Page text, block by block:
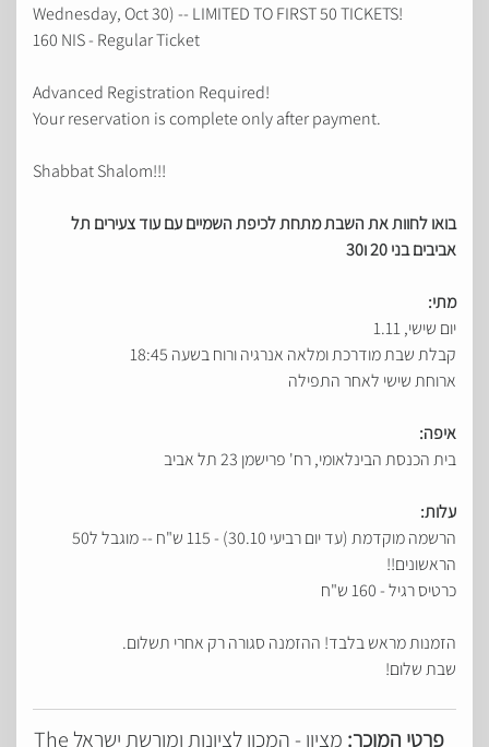
Wednesday, Oct 30) -- LIMITED TO FIRST 50 TICKETS!
160 NIS - Regular Ticket
Advanced Registration Required!
Your reservation is complete only after payment.
Shabbat Shalom!!!
בואו לחוות את השבת מתחת לכיפת השמיים עם עוד צעירים תל
אביבים בני 20 ו30
מתי:
יום שישי, 1.11
קבלת שבת מודרכת ומלאה אנרגיה ורוח בשעה 18:45
ארוחת שישי לאחר התפילה
איפה:
בית הכנסת הבינלאומי, רח' פרישמן 23 תל אביב
עלות:
הרשמה מוקדמת (עד יום רביעי 30.10) - 115 ש"ח -- מוגבל ל50
הראשונים!!
כרטיס רגיל - 160 ש"ח
הזמנות מראש בלבד! ההזמנה סגורה רק אחרי תשלום.
שבת שלום!
פרטי המוכר: מציון - המכון לציונות ומורשת ישראל The